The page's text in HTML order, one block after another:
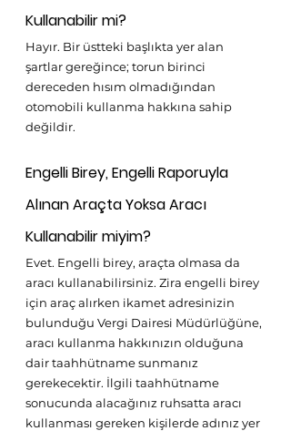
Kullanabilir mi?
Hayır. Bir üstteki başlıkta yer alan
şartlar gereğince; torun birinci
dereceden hısım olmadığından
otomobili kullanma hakkına sahip
değildir.
Engelli Birey, Engelli Raporuyla
Alınan Araçta Yoksa Aracı
Kullanabilir miyim?
Evet. Engelli birey, araçta olmasa da
aracı kullanabilirsiniz. Zira engelli birey
için araç alırken ikamet adresinizin
bulunduğu Vergi Dairesi Müdürlüğüne,
aracı kullanma hakkınızın olduğuna
dair taahhütname sunmanız
gerekecektir. İlgili taahhütname
sonucunda alacağınız ruhsatta aracı
kullanması gereken kişilerde adınız yer